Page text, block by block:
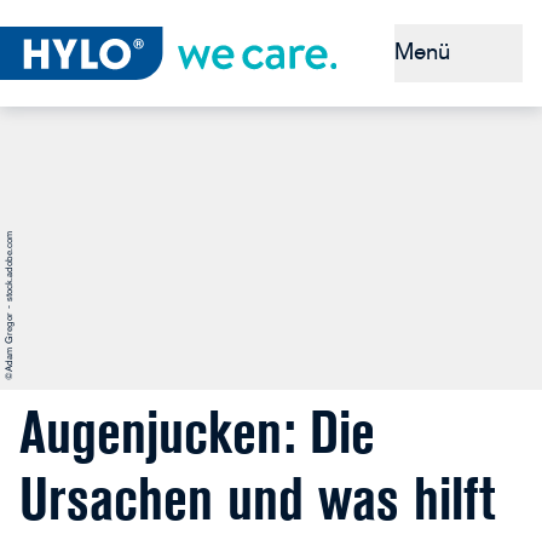
Menü
©Adam Gregor - stock.adobe.com
Augenjucken: Die
Ursachen und was hilft